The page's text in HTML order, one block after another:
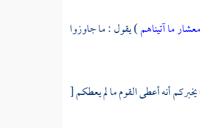
ما آتيناهم) يقول : ما جاوزوا
أنه أعطى القوم ما لم يعطكم[